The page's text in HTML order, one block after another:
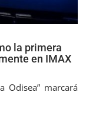
la primera
en IMAX
Odisea” marcará